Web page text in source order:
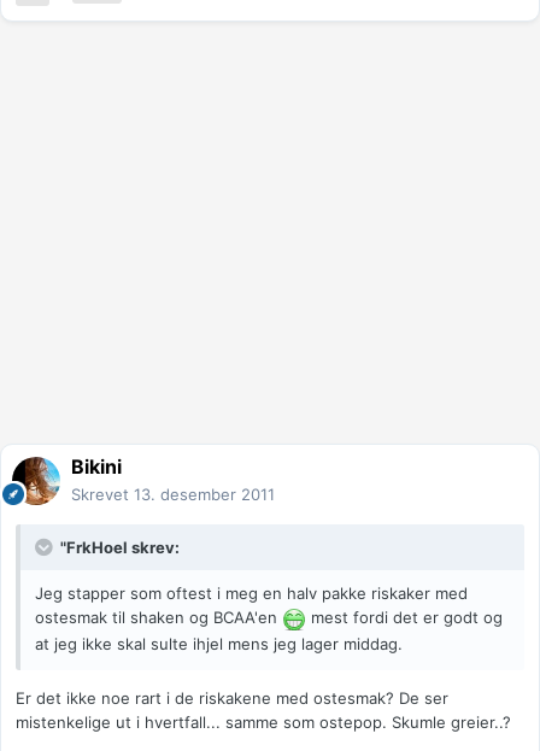
Bikini
Skrevet 13. desember 2011
"FrkHoel skrev:
Jeg stapper som oftest i meg en halv pakke riskaker med
ostesmak til shaken og BCAA'en
mest fordi det er godt og
at jeg ikke skal sulte ihjel mens jeg lager middag.
Er det ikke noe rart i de riskakene med ostesmak? De ser
mistenkelige ut i hvertfall... samme som ostepop. Skumle greier..?